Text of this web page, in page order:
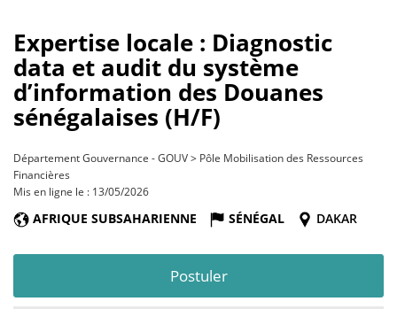
Expertise locale : Diagnostic
data et audit du système
d’information des Douanes
sénégalaises (H/F)
Département Gouvernance - GOUV > Pôle Mobilisation des Ressources
Financières
Mis en ligne le : 13/05/2026
AFRIQUE SUBSAHARIENNE SÉNÉGAL DAKAR
Postuler